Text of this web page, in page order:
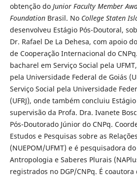
obtenção do Junior Faculty Member
FoundationBrasil. No College Staten
desenvolveu Estágio Pós-Doutoral,
Dr. Rafael De La Dehesa, com apoio
de Cooperação Internacional do
bacharel em Serviço Social pela
pela Universidade Federal de Goiás
Serviço Social pela Universidade
(UFRJ), onde também concluiu
supervisão da Profa. Dra. Ivanete
Pós-Doutorado Júnior do CNPq.
Estudos e Pesquisas sobre as
(NUEPOM/UFMT) e é pesquisadora
Antropologia e Saberes Plurais
registrados no DGP/CNPq. É